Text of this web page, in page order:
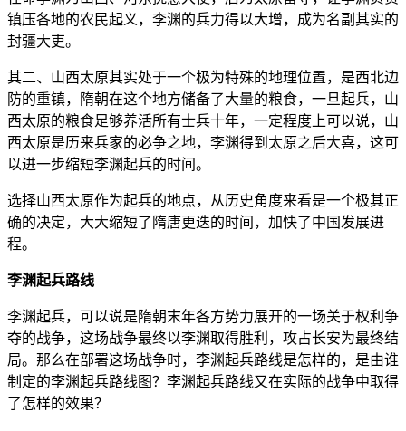
镇压各地的农民起义，李渊的兵力得以大增，成为名副其实的
封疆大吏。
其二、山西太原其实处于一个极为特殊的地理位置，是西北边
防的重镇，隋朝在这个地方储备了大量的粮食，一旦起兵，山
西太原的粮食足够养活所有士兵十年，一定程度上可以说，山
西太原是历来兵家的必争之地，李渊得到太原之后大喜，这可
以进一步缩短李渊起兵的时间。
选择山西太原作为起兵的地点，从历史角度来看是一个极其正
确的决定，大大缩短了隋唐更迭的时间，加快了中国发展进
程。
李渊起兵路线
李渊起兵，可以说是隋朝末年各方势力展开的一场关于权利争
夺的战争，这场战争最终以李渊取得胜利，攻占长安为最终结
局。那么在部署这场战争时，李渊起兵路线是怎样的，是由谁
制定的李渊起兵路线图？李渊起兵路线又在实际的战争中取得
了怎样的效果？